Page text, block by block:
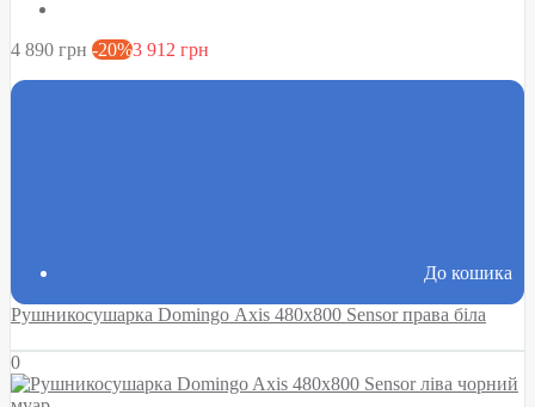
4 890 грн -20%3 912 грн
До кошика
Рушникосушарка Domingo Axis 480x800 Sensor права біла
0